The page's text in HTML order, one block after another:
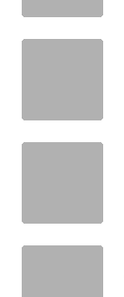
WAHANA
LISTRIK